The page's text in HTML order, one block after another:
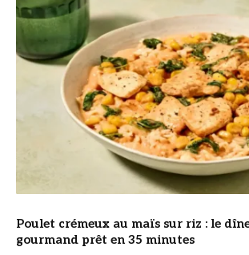
Poulet crémeux au maïs sur riz : le
gourmand prêt en 35 minutes